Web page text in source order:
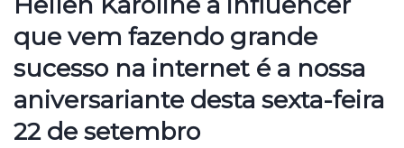
que vem fazendo grande
sucesso na internet é a nossa
aniversariante desta sexta-feira
22 de setembro